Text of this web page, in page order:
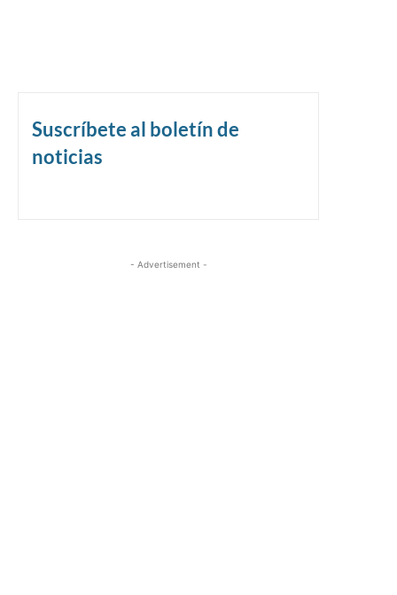
Suscríbete al boletín de
noticias
- Advertisement -